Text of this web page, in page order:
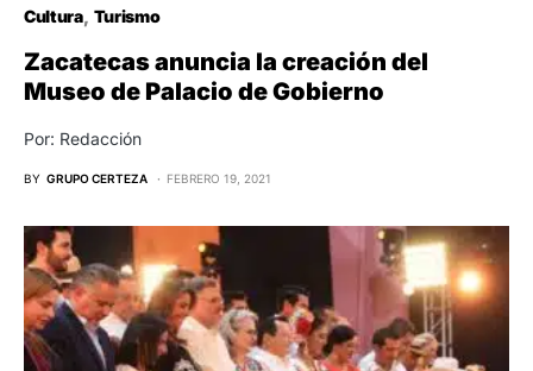
Cultura Turismo
Zacatecas anuncia la creación del
Museo de Palacio de Gobierno
Por: Redacción
BY GRUPO CERTEZA FEBRERO 19, 2021